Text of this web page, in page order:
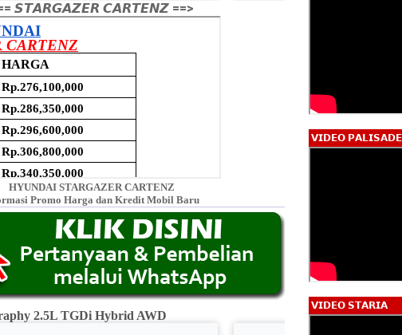
𝙎𝙏𝘼𝙍𝙂𝘼𝙕𝙀𝙍 𝘾𝘼𝙍𝙏𝙀𝙉𝙕 ==>
HYUNDAI STARGAZER CARTENZ
Promo Harga dan Kredit Mobil Baru
2.5L TGDi Hybrid AWD Calligraphy
𝗩𝗜𝗗𝗘𝗢
𝗩𝗜𝗗𝗘𝗢 𝗦𝗧𝗔𝗥𝗜𝗔